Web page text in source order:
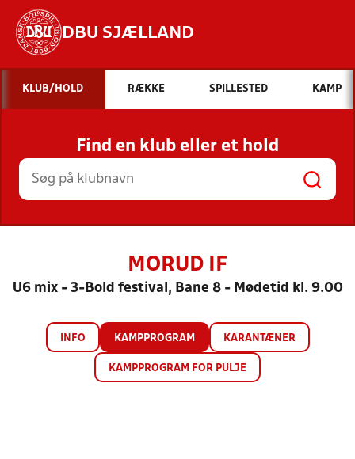
DBU SJÆLLAND
Hvad vil du søge efter?
INDHOLD OG NYHEDER
STILLINGER, RESULTATER, KLUBBER OG
HOLD
KLUB/HOLD RÆKKE SPILLESTED KAMP
Find en klub eller et hold
MORUD IF
U6 mix - 3-Bold festival, Bane 8 - Mødetid kl. 9.00
INFO KAMPPROGRAM KARANTÆNER
KAMPPROGRAM FOR PULJE